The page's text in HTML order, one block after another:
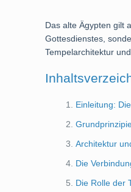
Das alte Ägypten gilt
Gottesdienstes,
Tempelarchitektur
Einleitung:
Architektur
Die
Die Rolle der